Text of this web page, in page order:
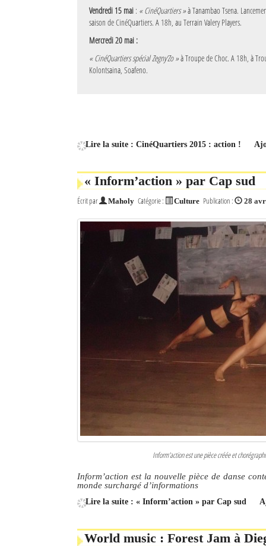
Diego Suarez Pratique
Identifiant oublié ?
Vendredi 15 mai : « CinéQuartiers »à Tanambao Tsena.
saison de CinéQuartiers. A 18h, au Terrain Valery Players.
Mercredi 20 mai :
« CinéQuartiers spécial Zegny’Zo »à Troupe de Choc. A 18h, à
Kolontsaina, Soafeno.
Lire la suite : CinéQuartiers 2015 : action !
« Inform’action » par Cap sud
Écrit par Maholy Catégorie : Culture Publication : 28
Inform’action est une pièce créée et
Inform’action est la nouvelle pièce de danse
monde surchargé d’informations
Lire la suite : « Inform’action » par Cap sud
World music : Forest Jam à